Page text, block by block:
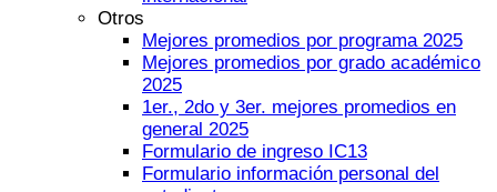
Otros
Mejores promedios por programa 2025
Mejores promedios por grado académico
2025
1er., 2do y 3er. mejores promedios en
general 2025
Formulario de ingreso IC13
Formulario información personal del